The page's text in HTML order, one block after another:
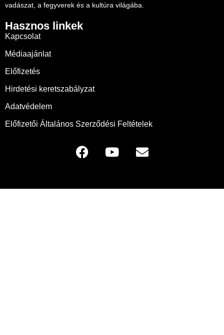
vadászat, a fegyverek és a kultúra világába.
Hasznos linkek
Kapcsolat
Médiaajánlat
Előfizetés
Hirdetési keretszabályzat
Adatvédelem
Előfizetői Általános Szerződési Feltételek